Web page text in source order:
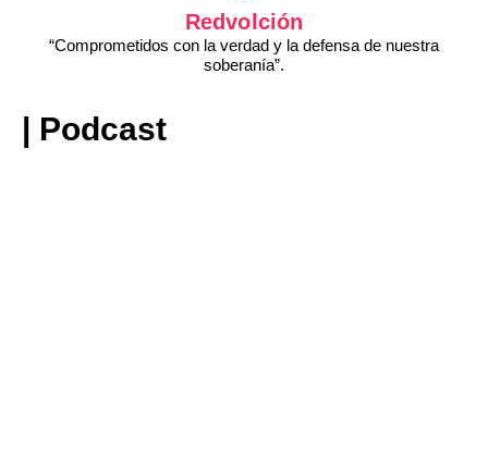
Redvolción
“Comprometidos con la verdad y la defensa de nuestra
soberanía”.
| Podcast